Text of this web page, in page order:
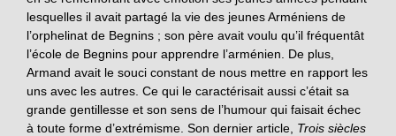
lesquelles il avait partagé la vie des jeunes Arméniens de
l’orphelinat de Begnins ; son père avait voulu qu’il fréquentât
l’école de Begnins pour apprendre l’arménien. De plus,
Armand avait le souci constant de nous mettre en rapport les
uns avec les autres. Ce qui le caractérisait aussi c’était sa
grande gentillesse et son sens de l’humour qui faisait échec
à toute forme d’extrémisme. Son dernier article, Trois siècles